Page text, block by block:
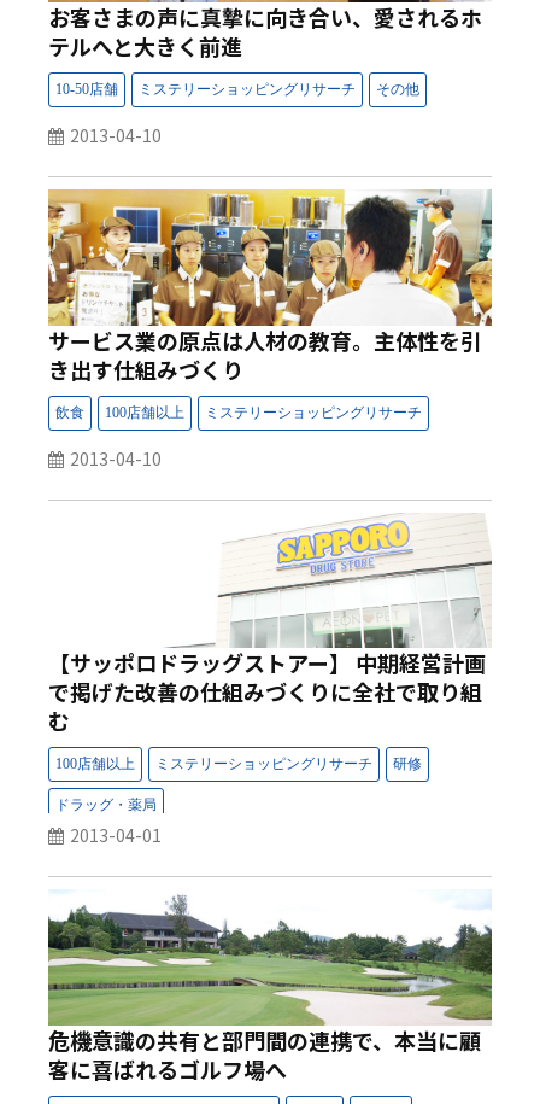
お客さまの声に真摯に向き合い、愛されるホ
テルへと大きく前進
2013-04-10
サービス業の原点は人材の教育。主体性を引
き出す仕組みづくり
2013-04-10
【サッポロドラッグストアー】 中期経営計画
で掲げた改善の仕組みづくりに全社で取り組
む
2013-04-01
危機意識の共有と部門間の連携で、本当に顧
客に喜ばれるゴルフ場へ